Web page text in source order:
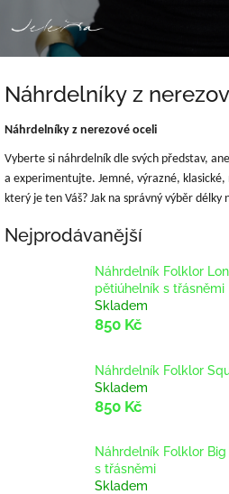
na
Náhrdelníky z
Náhrdelníky z nerezové oceli
Vyberte si náhrdelník dle svých představ,
a experimentujte. Jemné, výrazné,
který je ten Váš? Jak na správný výběr délky
Nejprodávanější
Náhrdelník Folklor
pětiúhelník s třásněmi
Skladem
850 Kč
Náhrdelník Folklor
Skladem
850 Kč
Náhrdelník Folklor
s třásněmi
Skladem